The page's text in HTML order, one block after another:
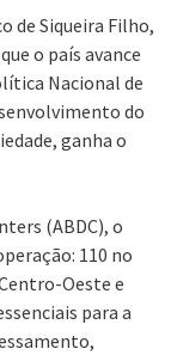
de Siqueira Filho,
o país avance
Nacional de
do
ganha o
(ABDC), o
110 no
Oeste e
para a